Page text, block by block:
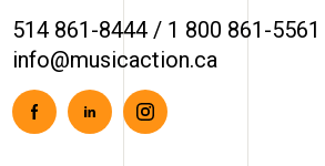
514 861-8444 / 1 800 861-5561
info@musicaction.ca
FacebookLinkedinInstagram